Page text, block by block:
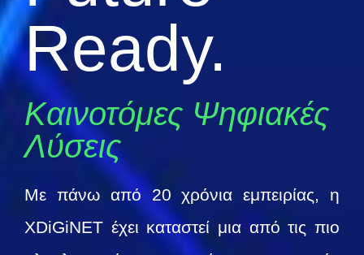
Ready.
Καινοτόμες Ψηφιακές
Λύσεις
Με πάνω από 20 χρόνια εμπειρίας, η
XDiGiNET έχει καταστεί μια από τις πιο